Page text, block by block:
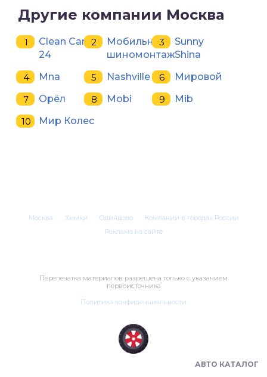
Другие компании Москва
Clean Car
24
Мобильный
шиномонтаж
Sunny
Shina
Mna
Nashville
Мировой
Орёл
Mobi
Mib
Мир Колес
АВТО КАТАЛОГ
Москва Химки Одинцово
Компании в городах России
Реклама на сайте
Перепечатка материалов разрешена только с указанием
первоисточника
Политика конфиденциальности